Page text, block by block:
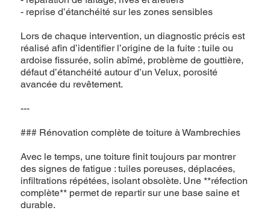
- reprise d’étanchéité sur les zones sensibles
Lors de chaque intervention, un diagnostic précis est
réalisé afin d’identifier l’origine de la fuite : tuile ou
ardoise fissurée, solin abîmé, problème de gouttière,
défaut d’étanchéité autour d’un Velux, porosité
avancée du revêtement.
---
### Rénovation complète de toiture à Wambrechies
Avec le temps, une toiture finit toujours par montrer
des signes de fatigue : tuiles poreuses, déplacées,
infiltrations répétées, isolant obsolète. Une **réfection
complète** permet de repartir sur une base saine et
durable.